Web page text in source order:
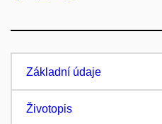
Základní údaje
Životopis